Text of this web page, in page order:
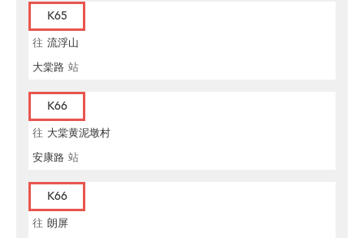
K65
往 流浮山
大棠路 站
K66
往 大棠黄泥墩村
安康路 站
K66
往 朗屏